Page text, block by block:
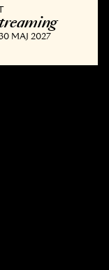
MAJ 2027